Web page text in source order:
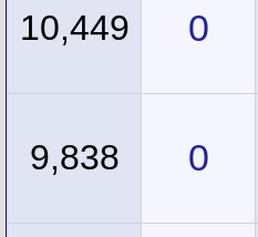
0
10,449
0
9,838